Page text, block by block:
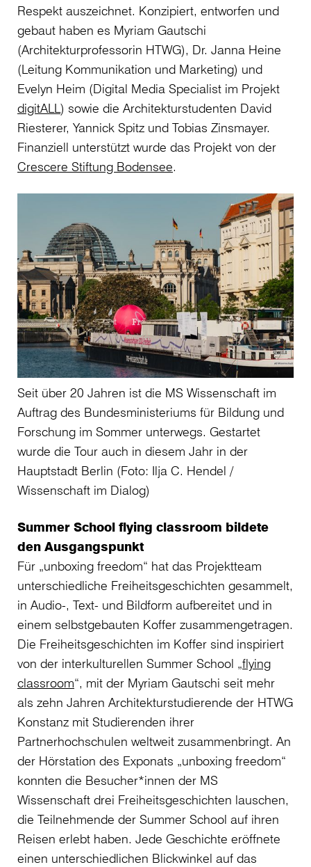
Respekt auszeichnet. Konzipiert, entworfen und
gebaut haben es Myriam Gautschi
(Architekturprofessorin HTWG), Dr. Janna Heine
(Leitung Kommunikation und Marketing) und
Evelyn Heim (Digital Media Specialist im Projekt
digitALL ) sowie die Architekturstudenten David
Riesterer, Yannick Spitz und Tobias Zinsmayer.
Finanziell unterstützt wurde das Projekt von der
Crescere Stiftung Bodensee.
Seit über 20 Jahren ist die MS Wissenschaft im
Auftrag des Bundesministeriums für Bildung und
Forschung im Sommer unterwegs. Gestartet
wurde die Tour auch in diesem Jahr in der
Hauptstadt Berlin (Foto: Ilja C. Hendel /
Wissenschaft im Dialog)
Summer School flying classroom bildete
den Ausgangspunkt
Für „unboxing freedom“ hat das Projektteam
unterschiedliche Freiheitsgeschichten gesammelt,
in Audio-, Text- und Bildform aufbereitet und in
einem selbstgebauten Koffer zusammengetragen.
Die Freiheitsgeschichten im Koffer sind inspiriert
von der interkulturellen Summer School „flying
classroom“, mit der Myriam Gautschi seit mehr
als zehn Jahren Architekturstudierende der HTWG
Konstanz mit Studierenden ihrer
Partnerhochschulen weltweit zusammenbringt. An
der Hörstation des Exponats „unboxing freedom“
konnten die Besucher*innen der MS
Wissenschaft drei Freiheitsgeschichten lauschen,
die Teilnehmende der Summer School auf ihren
Reisen erlebt haben. Jede Geschichte eröffnete
einen unterschiedlichen Blickwinkel auf das